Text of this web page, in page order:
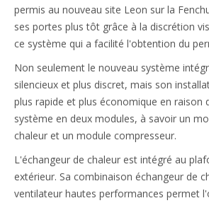
permis au nouveau site Leon sur la
ses portes plus tôt grâce à la discrétion
ce système qui a facilité l'obtention du
Non seulement le nouveau système
silencieux et plus discret, mais son
plus rapide et plus économique en raison
système en deux modules, à savoir un
chaleur et un module compresseur.
L'échangeur de chaleur est intégré au
extérieur. Sa combinaison échangeur de
ventilateur hautes performances permet